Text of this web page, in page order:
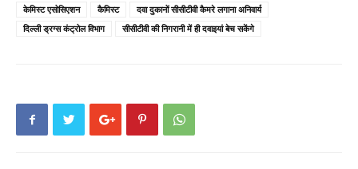
केमिस्ट एसोसिएशन
कैमिस्ट
दवा दुकानों सीसीटीवी कैमरे लगाना अनिवार्य
दिल्ली ड्रग्स कंट्रोल विभाग
सीसीटीवी की निगरानी में ही दवाइयां बेच सकेंगे